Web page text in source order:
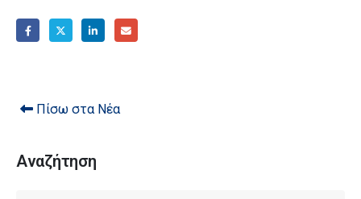
Πίσω στα Νέα
Αναζήτηση